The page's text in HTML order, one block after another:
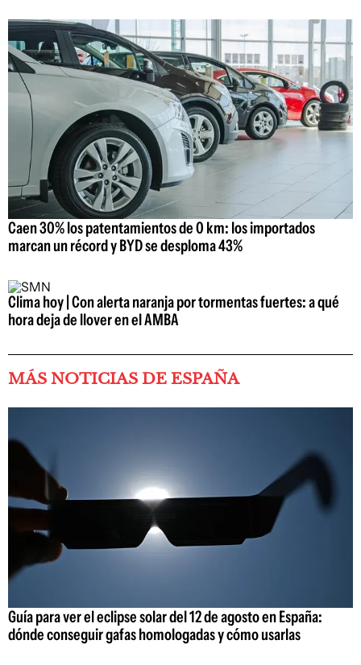
Caen 30% los patentamientos de 0 km: los importados
marcan un récord y BYD se desploma 43%
Clima hoy | Con alerta naranja por tormentas fuertes: a qué
hora deja de llover en el AMBA
MÁS NOTICIAS DE ESPAÑA
Guía para ver el eclipse solar del 12 de agosto en España:
dónde conseguir gafas homologadas y cómo usarlas